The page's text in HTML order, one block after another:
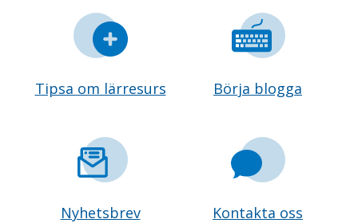
Tipsa om lärresurs Börja blogga
Nyhetsbrev Kontakta oss